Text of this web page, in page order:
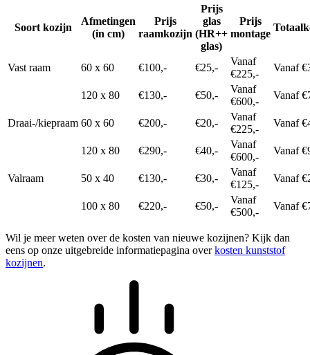
Soort kozijn
Afmetingen
(in cm)
Prijs
raamkozijn
Prijs
glas
(HR++
glas)
Prijs
montage
Vast raam 60 x 60 €100,- €25,-
Vanaf
€225,-
Vanaf
120 x 80 €130,- €50,-
Vanaf
€600,-
Vanaf
Draai-/kiepraam 60 x 60 €200,- €20,-
Vanaf
€225,-
Vanaf
120 x 80 €290,- €40,-
Vanaf
€600,-
Vanaf
Valraam 50 x 40 €130,- €30,-
Vanaf
€125,-
Vanaf
100 x 80 €220,- €50,-
Vanaf
€500,-
Vanaf
Wil je meer weten over de kosten van nieuwe kozijnen? Kijk dan
eens op onze uitgebreide informatiepagina overkosten kunststof
kozijnen.